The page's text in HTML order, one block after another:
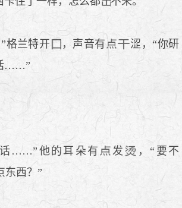
兰特开 ，声音有
涩，“你研
……”
……”他的耳朵有 发
，“要不
东西？”